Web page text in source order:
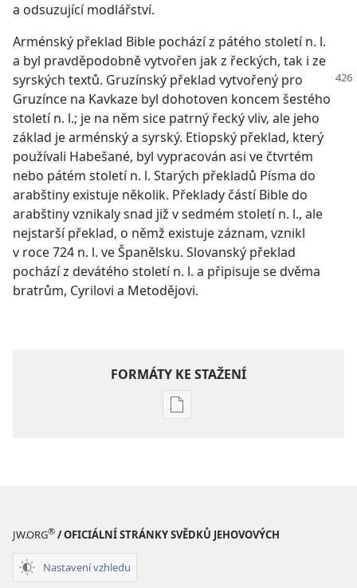
a odsuzující modlářství.
Arménský překlad Bible pochází z pátého století n. l.
a byl pravděpodobně vytvořen jak z řeckých, tak i ze
syrských textů. Gruzínský překlad vytvořený pro
Gruzínce na Kavkaze byl dohotoven koncem šestého
století n. l.; je na něm sice patrný řecký vliv, ale jeho
základ je arménský a syrský. Etiopský překlad, který
používali Habešané, byl vypracován asi ve čtvrtém
nebo pátém století n. l. Starých překladů Písma do
arabštiny existuje několik. Překlady částí Bible do
arabštiny vznikaly snad již v sedmém století n. l., ale
nejstarší překlad, o němž existuje záznam, vznikl
v roce 724 n. l. ve Španělsku. Slovanský překlad
pochází z devátého století n. l. a připisuje se dvěma
bratrům, Cyrilovi a Metodějovi.
FORMÁTY KE STAŽENÍ
Formáty
Písma
JW.ORG® / OFICIÁLNÍ STRÁNKY SVĚDKŮ JEHOVOVÝCH
Nastavení vzhledu